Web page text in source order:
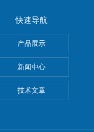
快速导航
产品展示
新闻中心
技术文章